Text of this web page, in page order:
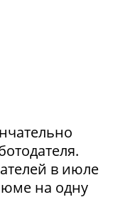
в июле
на одну